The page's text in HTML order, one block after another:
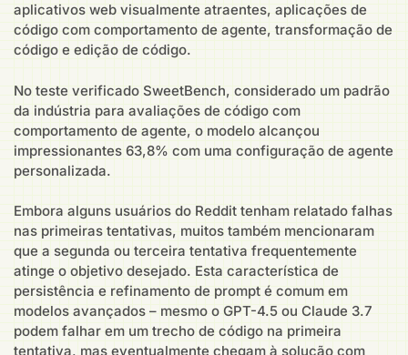
aplicativos web visualmente atraentes, aplicações de
código com comportamento de agente, transformação de
código e edição de código.
No teste verificado SweetBench, considerado um padrão
da indústria para avaliações de código com
comportamento de agente, o modelo alcançou
impressionantes 63,8% com uma configuração de agente
personalizada.
Embora alguns usuários do Reddit tenham relatado falhas
nas primeiras tentativas, muitos também mencionaram
que a segunda ou terceira tentativa frequentemente
atinge o objetivo desejado. Esta característica de
persistência e refinamento de prompt é comum em
modelos avançados – mesmo o GPT-4.5 ou Claude 3.7
podem falhar em um trecho de código na primeira
tentativa, mas eventualmente chegam à solução com